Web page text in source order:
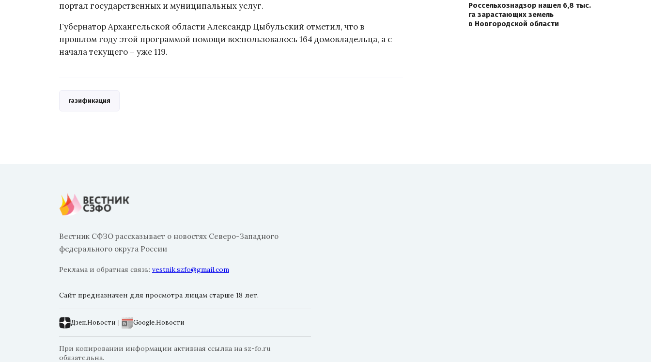
портал государственных и муниципальных услуг.
Губернатор Архангельской области Александр Цыбульский отметил, что в
прошлом году этой программой помощи воспользовалось 164 домовладельца, а с
начала текущего – уже 119.
газификация
Россельхознадзор нашел 6,8 тыс.
га зарастающих земель
в Новгородской области
Вестник СФЗО рассказывает о новостях Северо-Западного
федерального округа России
Реклама и обратная связь: vestnik.szfo@gmail.com
Сайт предназначен для просмотра лицам старше 18 лет.
Дзен.Новости | Google.Новости
При копировании информации активная ссылка на sz-fo.ru
обязательна.